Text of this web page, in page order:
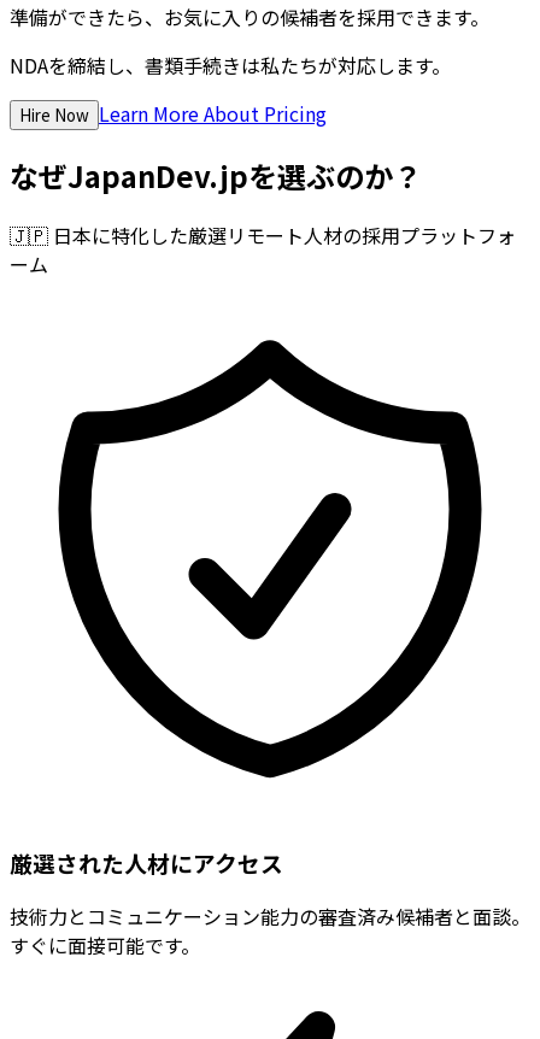
準備ができたら、お気に入りの候補者を採用できます。
NDAを締結し、書類手続きは私たちが対応します。
Hire Now Learn More About Pricing
なぜJapanDev.jpを選ぶのか？
🇯🇵 日本に特化した厳選リモート人材の採用プラットフォ
ーム
厳選された人材にアクセス
技術力とコミュニケーション能力の審査済み候補者と面談。
すぐに面接可能です。